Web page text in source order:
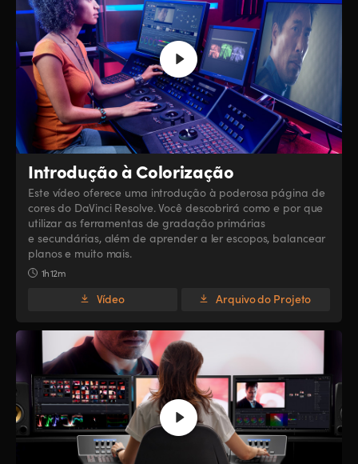
Introdução à Colorização
Este vídeo oferece uma introdução à poderosa página de
cores do DaVinci Resolve. Você descobrirá como e por que
utilizar as ferramentas de gradação primárias
e secundárias, além de aprender a ler escopos, balancear
planos e muito mais.
1h 12m
Vídeo Arquivo do Projeto